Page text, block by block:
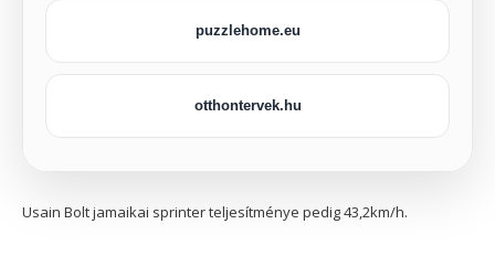
puzzlehome.eu
otthontervek.hu
Usain Bolt jamaikai sprinter teljesítménye pedig 43,2km/h.